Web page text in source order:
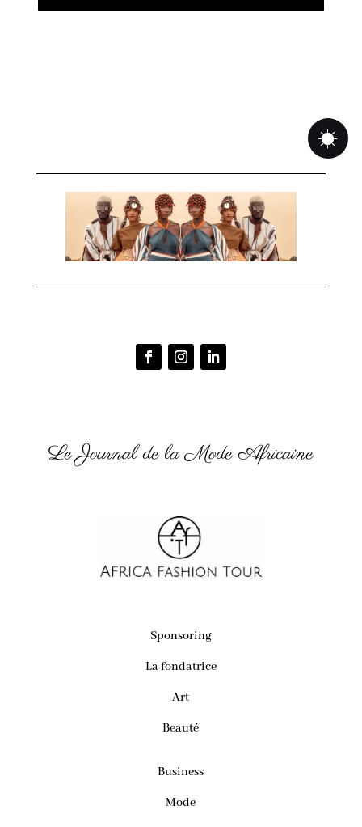
Le Journal de la Mode Africaine
Sponsoring
La fondatrice
Art
Beauté
Business
Mode